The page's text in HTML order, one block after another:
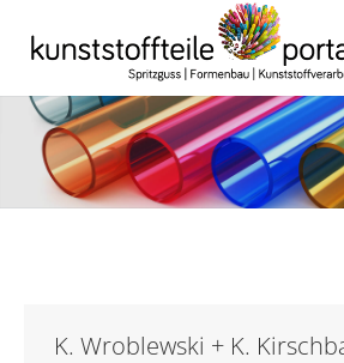
K. Wroblewski + K.